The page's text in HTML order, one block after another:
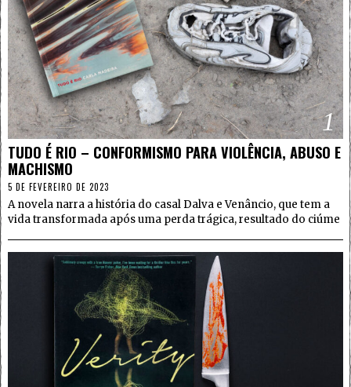
1
TUDO É RIO – CONFORMISMO PARA VIOLÊNCIA, ABUSO E
MACHISMO
5 DE FEVEREIRO DE 2023
A novela narra a história do casal Dalva e Venâncio, que tem a
vida transformada após uma perda trágica, resultado do ciúme